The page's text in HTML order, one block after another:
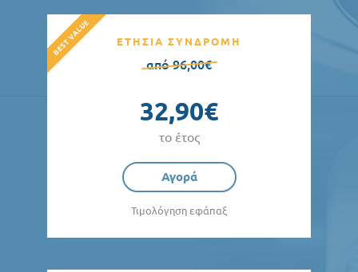
ΕΤΗΣΙΑ ΣΥΝΔΡΟΜΗ
από 96,00€
32,90€
το έτος
Αγορά
Τιμολόγηση εφάπαξ